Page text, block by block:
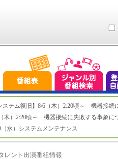
ステム復旧】8/6（木）2:20頃～ 機器接続
木）2:20頃～ 機器接続に失敗する事象に
（水）システムメンテナンス
レント出演番組情報